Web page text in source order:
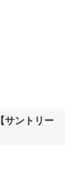
サントリー